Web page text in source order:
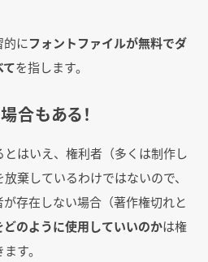
的にフォントファイルが無料でダ
を指します。
合もある！
はいえ、権利者（多くは制作し
棄しているわけではないので、
存在しない場合（著作権切れと
どのように使用していいのかは権
す。